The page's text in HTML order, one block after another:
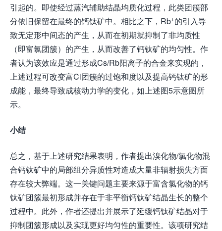
引起的。即使经过蒸汽辅助结晶均质化过程，此类团簇部
分依旧保留在最终的钙钛矿中。相比之下，Rb+的引入导
致无定形中间态的产生，从而在初期就抑制了非均质性
（即富氯团簇）的产生，从而改善了钙钛矿的均匀性。作
者认为该效应是通过形成Cs/Rb阳离子的合金来实现的，
上述过程可改变富Cl团簇的过饱和度以及提高钙钛矿的形
成能，最终导致成核动力学的变化，如上述图5示意图所
示。
小结
总之，基于上述研究结果表明，作者提出溴化物/氯化物混
合钙钛矿中的局部组分异质性对造成大量非辐射损失方面
存在较大弊端。这一关键问题主要来源于富含氯化物的钙
钛矿团簇最初形成并存在于非平衡钙钛矿结晶生长的整个
过程中。此外，作者还提出并展示了延缓钙钛矿结晶对于
抑制团簇形成以及实现更好均匀性的重要性。该项研究结